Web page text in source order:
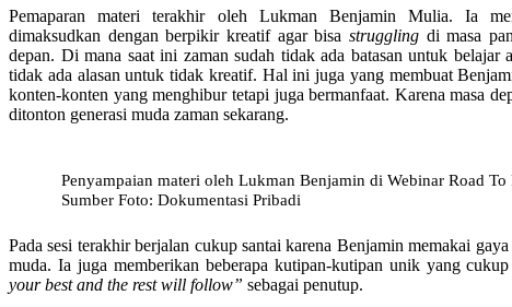
Pemaparan materi terakhir oleh Lukman Benjamin Mulia. Ia
dimaksudkan dengan berpikir kreatif agar bisa strugglingdi masa
depan. Di mana saat ini zaman sudah tidak ada batasan untuk belajar
tidak ada alasan untuk tidak kreatif. Hal ini juga yang membuat
konten-konten yang menghibur tetapi juga bermanfaat. Karena masa
ditonton generasi muda zaman sekarang.
Penyampaian materi oleh Lukman Benjamin di Webinar Road To
Sumber Foto: Dokumentasi Pribadi
Pada sesi terakhir berjalan cukup santai karena Benjamin memakai
muda. Ia juga memberikan beberapa kutipan-kutipan unik yang
your best and the rest will follow” sebagai penutup.